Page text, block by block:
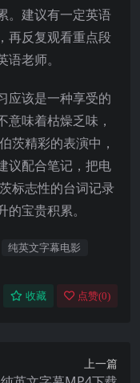
。建议有一定英语
再反复观看重点段
老师。
应该是一种享受的
味着枯燥乏味，
茨精彩的表演中，
议配合笔记，把电
标志性的台词记录
宝贵积累。
纯英文字幕电影
收藏 点赞(0)
上一篇